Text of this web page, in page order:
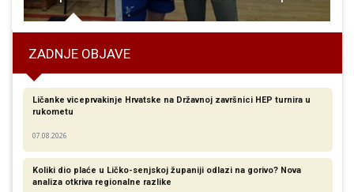
ZADNJE OBJAVE
Ličanke viceprvakinje Hrvatske na Državnoj završnici HEP turnira u
rukometu
07.08.2026
Koliki dio plaće u Ličko-senjskoj županiji odlazi na gorivo? Nova
analiza otkriva regionalne razlike​